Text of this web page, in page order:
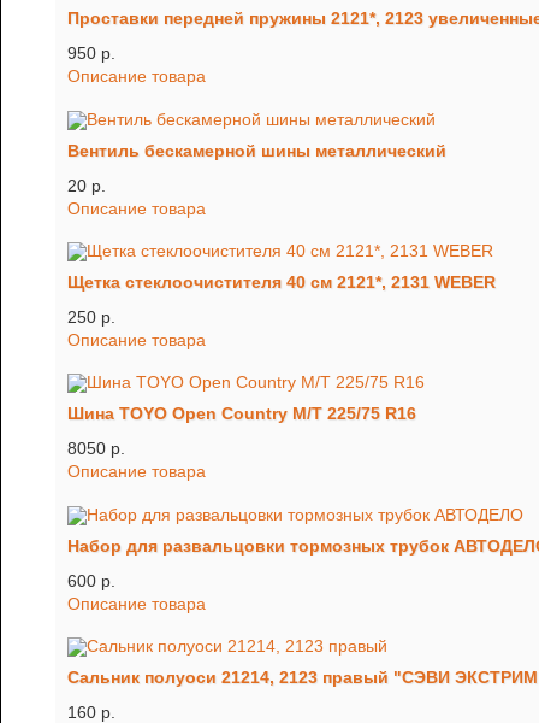
Проставки передней пружины 2121*, 2123
950 p.
Описание товара
Вентиль бескамерной шины металлический
20 p.
Описание товара
Щетка стеклоочистителя 40 см 2121*, 2131 WEBER
250 p.
Описание товара
Шина TOYO Open Country M/T 225/75 R16
8050 p.
Описание товара
Набор для развальцовки тормозных трубок
600 p.
Описание товара
Сальник полуоси 21214, 2123 правый "СЭВИ
160 p.